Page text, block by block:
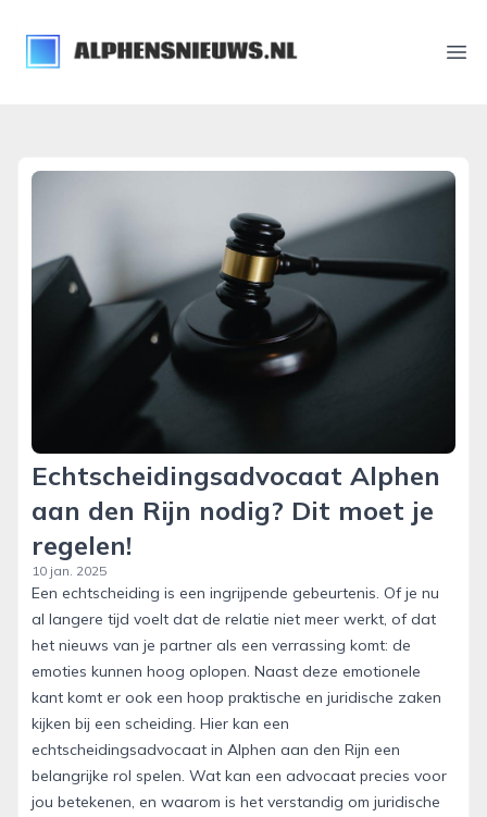
alphensnieuws.nl
Echtscheidingsadvocaat Alphen
aan den Rijn nodig? Dit moet je
regelen!
10 jan. 2025
Een echtscheiding is een ingrijpende gebeurtenis. Of je nu
al langere tijd voelt dat de relatie niet meer werkt, of dat
het nieuws van je partner als een verrassing komt: de
emoties kunnen hoog oplopen. Naast deze emotionele
kant komt er ook een hoop praktische en juridische zaken
kijken bij een scheiding. Hier kan een
echtscheidingsadvocaat in Alphen aan den Rijn een
belangrijke rol spelen. Wat kan een advocaat precies voor
jou betekenen, en waarom is het verstandig om juridische